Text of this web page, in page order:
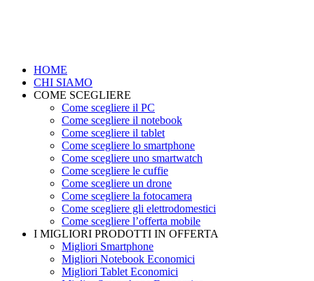
HOME
CHI SIAMO
COME SCEGLIERE
Come scegliere il PC
Come scegliere il notebook
Come scegliere il tablet
Come scegliere lo smartphone
Come scegliere uno smartwatch
Come scegliere le cuffie
Come scegliere un drone
Come scegliere la fotocamera
Come scegliere gli elettrodomestici
Come scegliere l’offerta mobile
I MIGLIORI PRODOTTI IN OFFERTA
Migliori Smartphone
Migliori Notebook Economici
Migliori Tablet Economici